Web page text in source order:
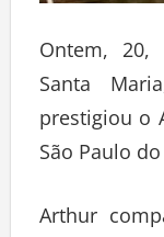
Ontem,
Santa
prestigiou o
São Paulo
Arthur